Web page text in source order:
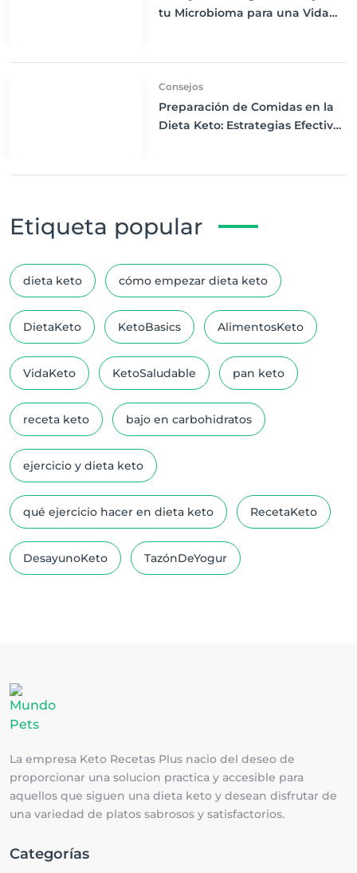
tu Microbioma para una Vida
Consejos
Preparación de Comidas en la
Dieta Keto: Estrategias Efectivas
Etiqueta popular
dieta keto cómo empezar dieta keto
DietaKeto KetoBasics AlimentosKeto
VidaKeto KetoSaludable pan keto
receta keto bajo en carbohidratos
ejercicio y dieta keto
qué ejercicio hacer en dieta keto RecetaKeto
DesayunoKeto TazónDeYogur
La empresa Keto Recetas Plus nacio del deseo de
proporcionar una solucion practica y accesible para
aquellos que siguen una dieta keto y desean disfrutar de
una variedad de platos sabrosos y satisfactorios.
Categorías